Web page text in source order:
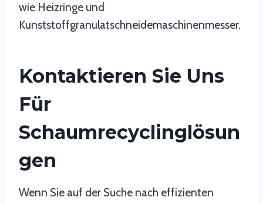
wie Heizringe und
Kunststoffgranulatschneidemaschinenmesser.
Kontaktieren Sie Uns
Für
Schaumrecyclinglösun
Gen
Wenn Sie auf der Suche nach effizienten